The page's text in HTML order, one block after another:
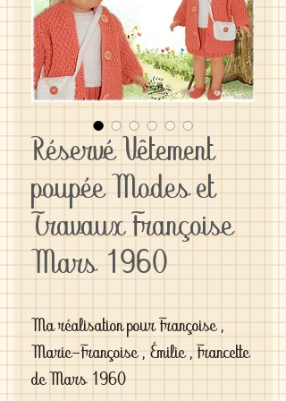
Réservé Vêtement
poupée Modes et
Travaux Françoise
Mars 1960
Ma réalisation pour Françoise ,
Marie-Françoise , Émilie , Francette
de Mars 1960